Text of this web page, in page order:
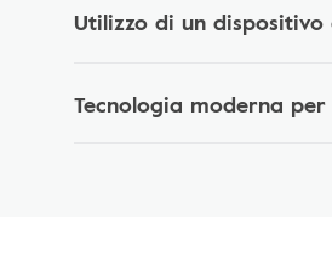
Utilizzo di un
Tecnologia moderna